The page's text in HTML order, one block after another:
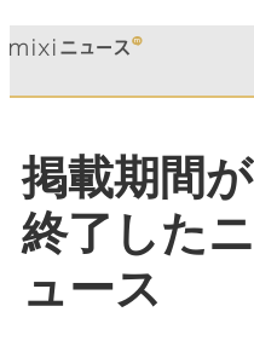
掲載期間が
終了したニ
ュース